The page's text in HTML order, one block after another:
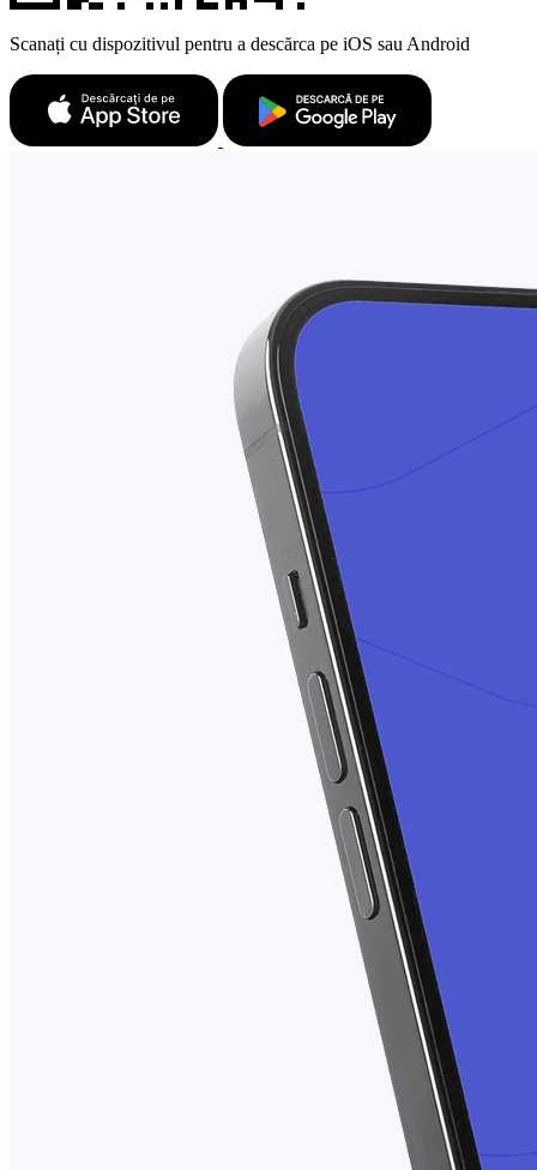
Scanați cu dispozitivul pentru a descărca pe iOS sau Android